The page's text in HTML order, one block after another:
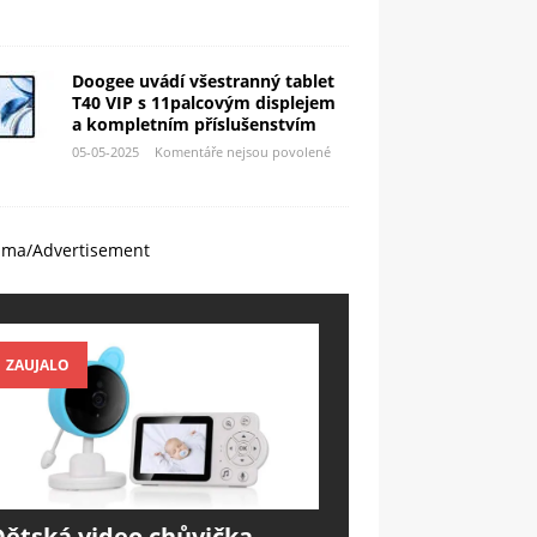
Doogee uvádí všestranný tablet
T40 VIP s 11palcovým displejem
a kompletním příslušenstvím
05-05-2025 Komentáře nejsou povolené
Advertisement
ZAUJALO